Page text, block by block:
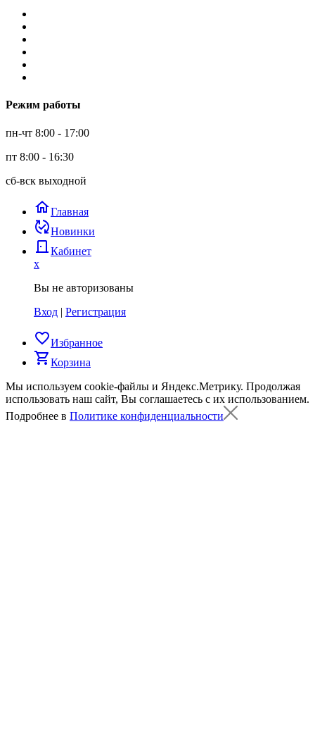
Режим работы
пн-чт 8:00 - 17:00
пт 8:00 - 16:30
сб-вск выходной
homeГлавная
published_with_changesНовинки
door_back Кабинет
x
Вы не авторизованы
Вход | Регистрация
favorite_borderИзбранное
shopping_cartКорзина
Мы используем cookie-файлы и Яндекс.Метрику. Продолжая
использовать наш сайт, Вы соглашаетесь с их использованием.
Подробнее в Политике конфиденциальности